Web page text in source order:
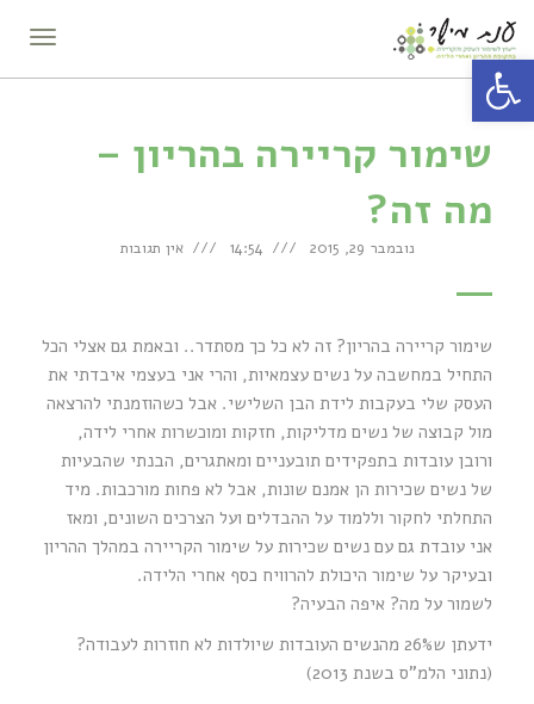
פתח סרגל נגישות
שימור קריירה בהריון –
מה זה?
נובמבר 29, 2015 14:54 אין תגובות
שימור קריירה בהריון? זה לא כל כך מסתדר.. ובאמת גם אצלי הכל
התחיל במחשבה על נשים עצמאיות, והרי אני בעצמי איבדתי את
העסק שלי בעקבות לידת הבן השלישי. אבל כשהוזמנתי להרצאה
מול קבוצה של נשים מדליקות, חזקות ומוכשרות אחרי לידה,
ורובן עובדות בתפקידים תובעניים ומאתגרים, הבנתי שהבעיות
של נשים שכירות הן אמנם שונות, אבל לא פחות מורכבות. מיד
התחלתי לחקור וללמוד על ההבדלים ועל הצרכים השונים, ומאז
אני עובדת גם עם נשים שכירות על שימור הקריירה במהלך ההריון
ובעיקר על שימור היכולת להרוויח כסף אחרי הלידה.
לשמור על מה? איפה הבעיה?
ידעתן ש26% מהנשים העובדות שיולדות לא חוזרות לעבודה?
(נתוני הלמ”ס בשנת 2013)